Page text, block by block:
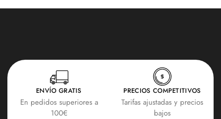
ENVÍO GRATIS
En pedidos superiores a
100€
PRECIOS COMPETITIVOS
Tarifas ajustadas y precios
bajos